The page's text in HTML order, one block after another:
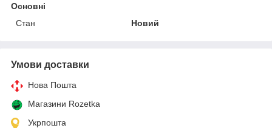
Основні
Стан
Новий
Умови доставки
Нова Пошта
Магазини Rozetka
Укрпошта